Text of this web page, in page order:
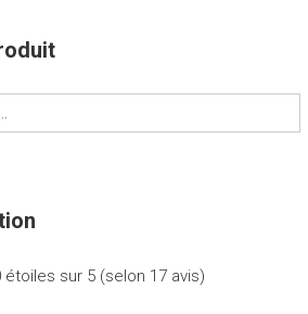
étoiles sur 5 (selon 17 avis)